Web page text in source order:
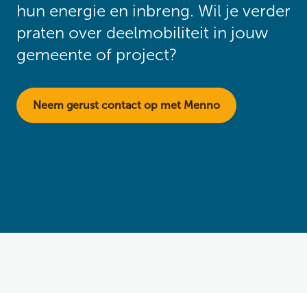
hun energie en inbreng. Wil je verder
praten over deelmobiliteit in jouw
gemeente of project?
Neem gerust contact op met Menno